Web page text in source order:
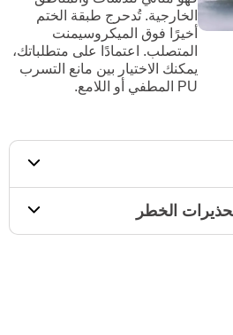
الخارجية. تُدحرج طبقة الختم
أخيرًا فوق الميكروسيمنت
المتصلب. اعتمادًا على متطلباتك،
يمكنك الاختيار بين مانع التسرب
PU المطفي أو اللامع.
الخطر